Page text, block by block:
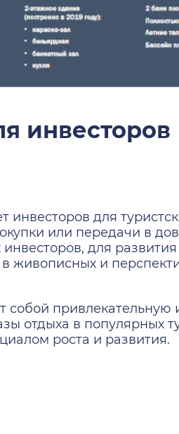
инвесторов
для
или передачи в
для
живописных и
собой привлекательную
отдыха в популярных
роста и развития.